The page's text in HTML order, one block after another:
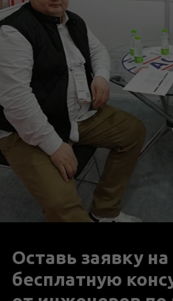
Оставь заявку на
бесплатную